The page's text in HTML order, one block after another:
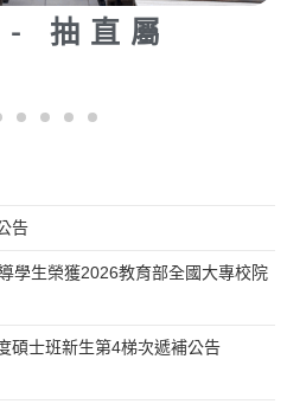
- 抽直屬
告
學生榮獲2026教育部全國大專校院
碩士班新生第4梯次遞補公告